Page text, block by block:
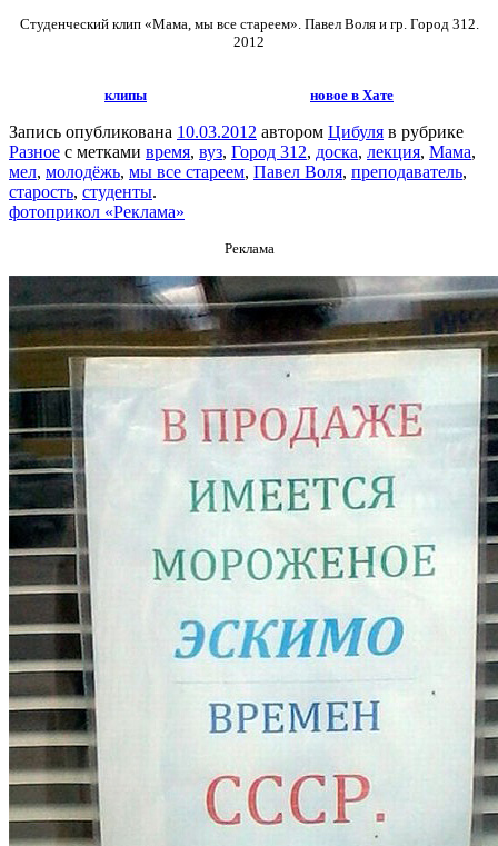
Студенческий клип «Мама, мы все стареем». Павел Воля и гр. Город 312.
2012
клипы новое в Хате
Запись опубликована 10.03.2012 автором Цибуля в рубрике
Разное с метками время, вуз, Город 312, доска, лекция, Мама,
мел, молодёжь, мы все стареем, Павел Воля, преподаватель,
старость, студенты.
фотоприкол «Реклама»
Реклама